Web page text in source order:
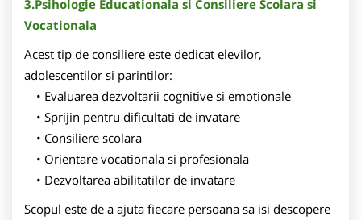
3.Psihologie Educationala si Consiliere Scolara si
Vocationala
Acest tip de consiliere este dedicat elevilor,
adolescentilor si parintilor:
Evaluarea dezvoltarii cognitive si emotionale
Sprijin pentru dificultati de invatare
Consiliere scolara
Orientare vocationala si profesionala
Dezvoltarea abilitatilor de invatare
Scopul este de a ajuta fiecare persoana sa isi descopere